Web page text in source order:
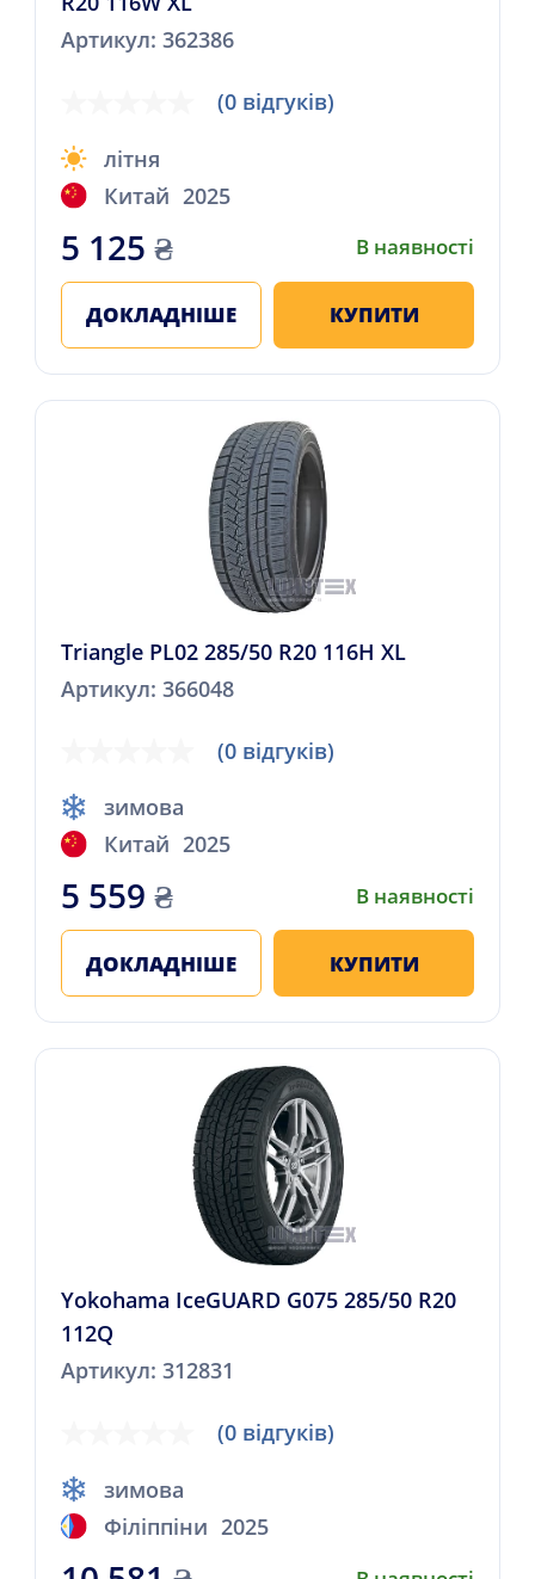
Артикул: 362386
(0 відгуків)
літня
Китай 2025
5 125 ₴ В наявності
ДОКЛАДНІШЕ КУПИТИ
Triangle PL02 285/50 R20 116H XL
Артикул: 366048
(0 відгуків)
зимова
Китай 2025
5 559 ₴ В наявності
ДОКЛАДНІШЕ КУПИТИ
Yokohama IceGUARD G075 285/50 R20
112Q
Артикул: 312831
(0 відгуків)
зимова
Філіппіни 2025